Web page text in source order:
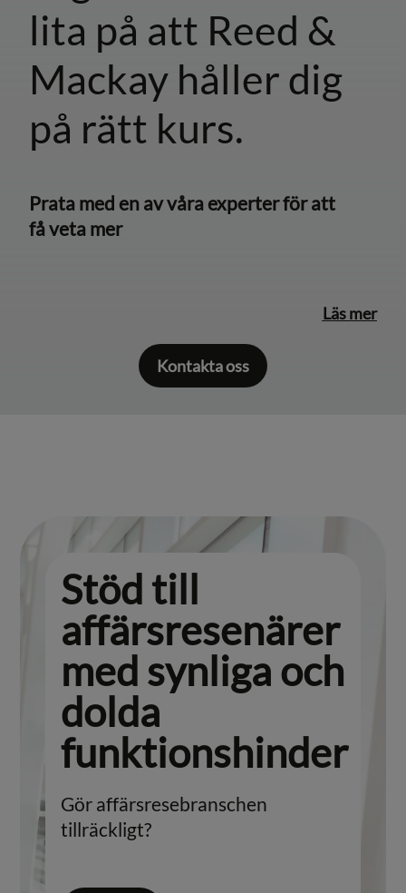
lita på att Reed &
Mackay håller dig
på rätt kurs.
Prata med en av våra experter för att
få veta mer
Läs mer
Kontakta oss
Stöd till
affärsresenärer
med synliga och
dolda
funktionshinder
Gör affärsresebranschen
tillräckligt?